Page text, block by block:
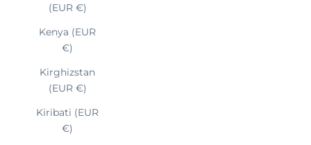
(EUR €)
Kenya (EUR
€)
Kirghizstan
(EUR €)
Kiribati (EUR
€)